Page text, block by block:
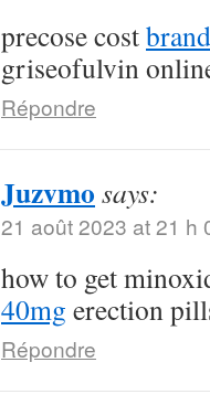
precose cost
griseofulvin
Répondre
Juzvmo says:
21 août 2023 at 21 h
how to get
40mg erection
Répondre